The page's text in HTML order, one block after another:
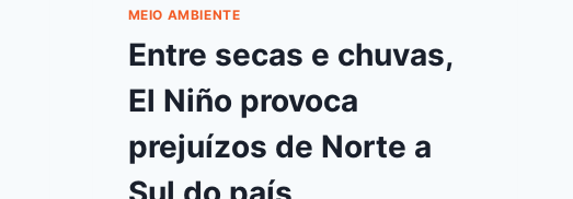
MEIO AMBIENTE
Entre secas e chuvas,
El Niño provoca
prejuízos de Norte a